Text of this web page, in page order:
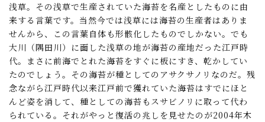
浅草。その浅草で生産されていた海苔を名産としたものに由
来する言葉です。当然今では浅草には海苔の生産者はありま
せんから、この言葉自体も形骸化したものでしかない。でも
大川（隅田川）に面した浅草の地が海苔の産地だった江戸時
代。まさに前海でとれた海苔をすぐに板にすき、乾かしてい
たのでしょう。その海苔が種としてのアサクサノリなのだ。残
念ながら江戸時代以来江戸前で獲れていた海苔はすでにほと
んど姿を消して、種としての海苔もスサビノリに取って代わ
られている。それがやっと復活の兆しを見せたのが2004年木